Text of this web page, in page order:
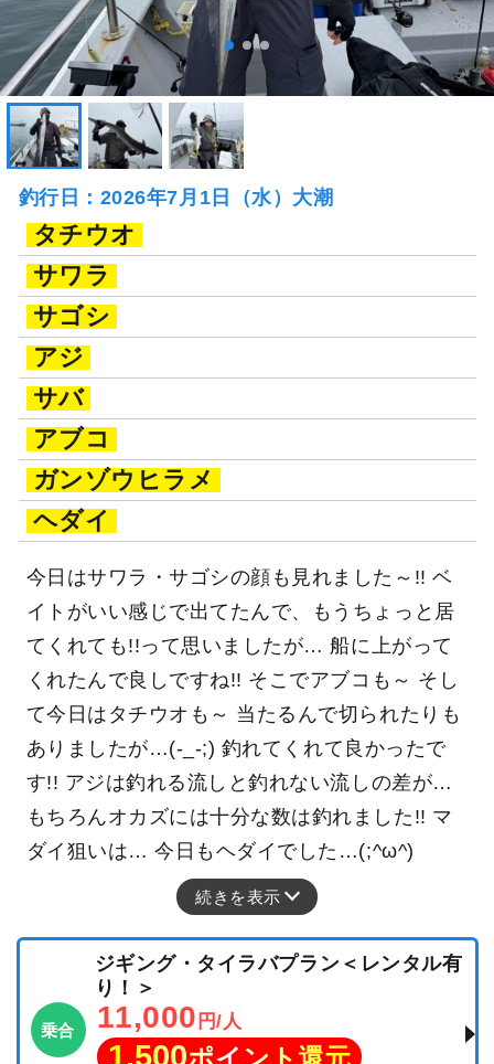
釣行日：2026年7月1日（水）大潮
タチウオ
サワラ
サゴシ
アジ
サバ
アブコ
ガンゾウヒラメ
ヘダイ
今日はサワラ・サゴシの顔も見れました～!! ベ
イトがいい感じで出てたんで、もうちょっと居
てくれても!!って思いましたが… 船に上がって
くれたんで良しですね!! そこでアブコも～ そし
て今日はタチウオも～ 当たるんで切られたりも
ありましたが…(-_-;) 釣れてくれて良かったで
す!! アジは釣れる流しと釣れない流しの差が…
もちろんオカズには十分な数は釣れました!! マ
ダイ狙いは… 今日もヘダイでした…(;^ω^)
続きを表示
乗合
ジギング・タイラバプラン＜レンタル有
り！＞
11,000 円/人
1,500ポイント還元